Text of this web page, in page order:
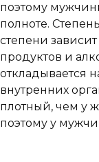
поэтому
полноте.
степени
продуктов и
откладывается
внутренних
плотный, чем у
поэтому у